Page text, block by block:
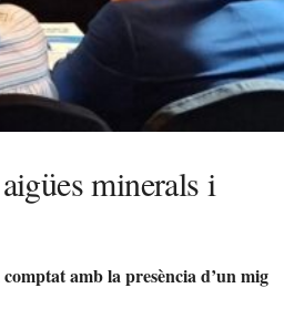
minerals i
amb la presència d’un mig